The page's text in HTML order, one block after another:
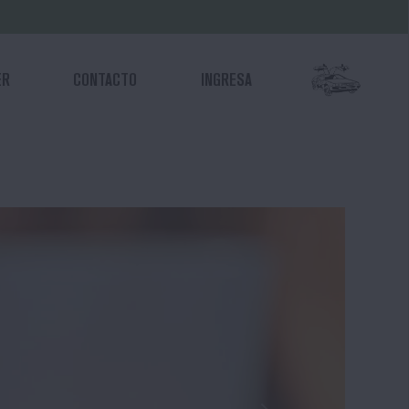
CONTACTO INGRESA